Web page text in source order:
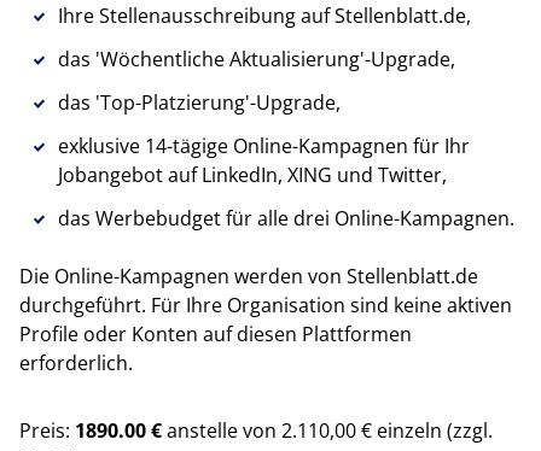
Ihre Stellenausschreibung auf Stellenblatt.de,
das 'Wöchentliche Aktualisierung'-Upgrade,
das 'Top-Platzierung'-Upgrade,
exklusive 14-tägige Online-Kampagnen für Ihr
Jobangebot auf LinkedIn, XING und Twitter,
das Werbebudget für alle drei Online-Kampagnen.
Die Online-Kampagnen werden von Stellenblatt.de
durchgeführt. Für Ihre Organisation sind keine aktiven
Profile oder Konten auf diesen Plattformen
erforderlich.
Preis: 1890.00 €anstelle von 2.110,00 € einzeln (zzgl.